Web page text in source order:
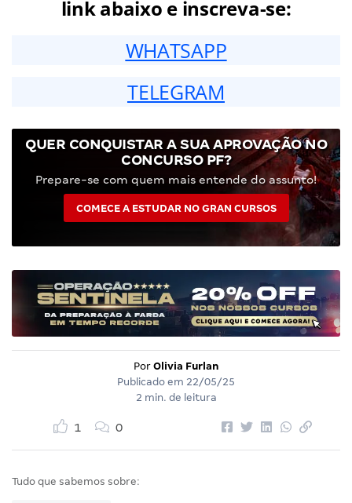
link abaixo e inscreva-se:
WHATSAPP
TELEGRAM
QUER CONQUISTAR A SUA APROVAÇÃO NO
CONCURSO PF?
Prepare-se com quem mais entende do assunto!
COMECE A ESTUDAR NO GRAN CURSOS
Por Olivia Furlan
Publicado em 22/05/25
2 min. de leitura
1 0
Tudo que sabemos sobre: